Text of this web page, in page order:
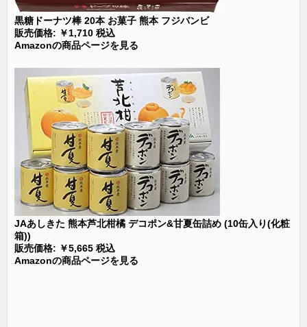
黒糖ドーナツ棒 20本 お菓子 熊本 フジバンビ
販売価格: ￥1,710 税込
Amazonの商品ページを見る
JAあしきた 熊本芦北柑橘 デコポン&甘夏缶詰め (10缶入り(化粧
箱))
販売価格: ￥5,665 税込
Amazonの商品ページを見る